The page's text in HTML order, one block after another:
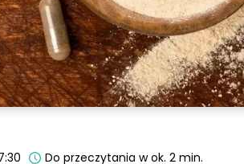
Do przeczytania w ok. 2 min.